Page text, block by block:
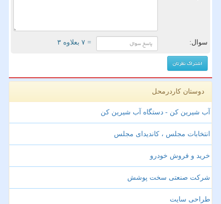
سوال: = ۷ بعلاوه ۳
دوستان کاردرمحل
آب شیرین کن - دستگاه آب شیرین کن
انتخابات مجلس ، کاندیدای مجلس
خرید و فروش خودرو
شرکت صنعتی سخت پوشش
طراحی سایت